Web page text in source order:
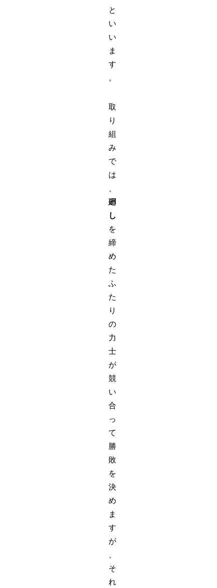
と
い
い
ま
す
。
取
り
組
み
で
は
廻
し
を
締
め
た
ふ
た
り
の
力
士
が
競
い
合
っ
て
勝
敗
を
決
め
ま
す
が
そ
れ